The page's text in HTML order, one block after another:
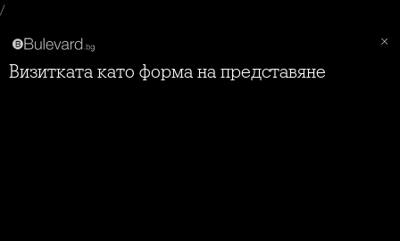
/
Визитката като форма на представяне